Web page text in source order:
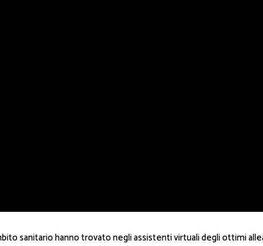
sanitario hanno trovato negli assistenti virtuali degli ottimi